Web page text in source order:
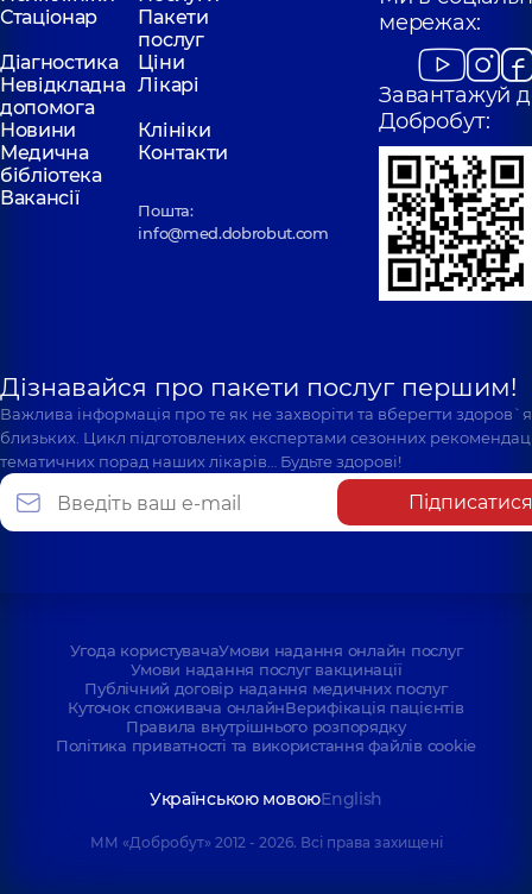
Стаціонар
Пакети
послуг
Діагностика
Ціни
Невідкладна
допомога
Лікарі
Новини
Клініки
Медична
бібліотека
Контакти
Вакансії
Пошта:
info@med.dobrobut.com
мережах:
Завантажуй
Добробут:
Дізнавайся про пакети послуг першим!
Важлива інформація про те як не захворіти та вберегти
близьких. Цикл підготовлених експертами сезонних
тематичних порад наших лікарів… Будьте здорові!
Підписатися
Угода користувачаУмови надання онлайн послуг
Умови надання послуг вакцинації
Публічний договір надання медичних послуг
Куточок споживача онлайнВерифікація пацієнтів
Правила внутрішнього розпорядку
Політика приватності та використання файлів cookie
Українською мовоюEnglish
ММ «Добробут» 2012 - 2026. Всі права захищені